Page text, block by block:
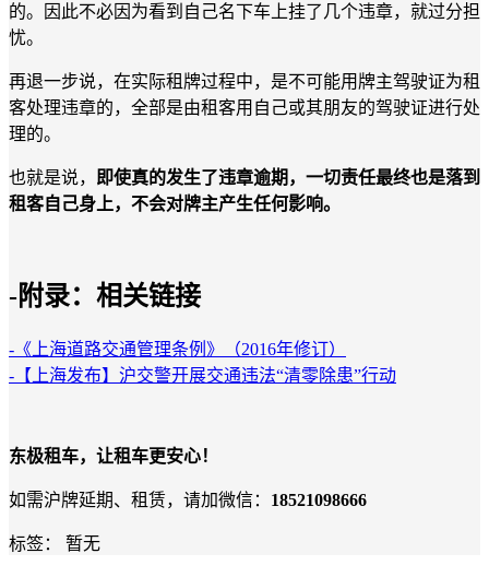
的。因此不必因为看到自己名下车上挂了几个违章，就过分担
忧。
再退一步说，在实际租牌过程中，是不可能用牌主驾驶证为租
客处理违章的，全部是由租客用自己或其朋友的驾驶证进行处
理的。
也就是说，
即使真的发生了违章逾期，一切责任最终也是落到
租客自己身上，不会对牌主产生任何影响。
-附录：相关链接
-《上海道路交通管理条例》（2016年修订）
-【上海发布】沪交警开展交通违法“清零除患”行动
‌东极租车，让租车更安心！
如需沪牌延期、租赁，请加微信： 18521098666
标签： 暂无